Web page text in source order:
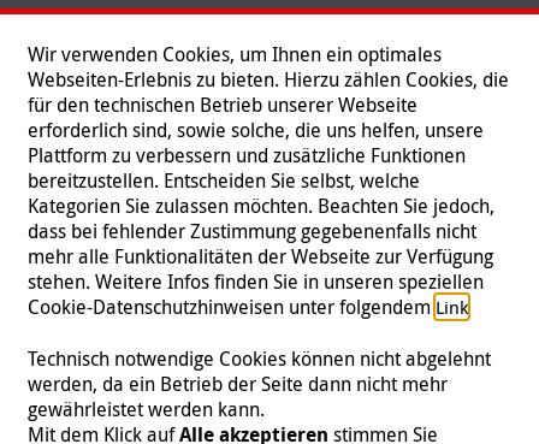
Folgen Sie uns
Impressum | Datenschutz | Kontakt | Presse
Wir verwenden Cookies, um Ihnen ein optimales
Webseiten-Erlebnis zu bieten. Hierzu zählen Cookies, die
für den technischen Betrieb unserer Webseite
erforderlich sind, sowie solche, die uns helfen, unsere
Plattform zu verbessern und zusätzliche Funktionen
bereitzustellen. Entscheiden Sie selbst, welche
Kategorien Sie zulassen möchten. Beachten Sie jedoch,
dass bei fehlender Zustimmung gegebenenfalls nicht
mehr alle Funktionalitäten der Webseite zur Verfügung
stehen. Weitere Infos finden Sie in unseren speziellen
Cookie-Datenschutzhinweisen unter folgendem Link.
Technisch notwendige Cookies können nicht abgelehnt
werden, da ein Betrieb der Seite dann nicht mehr
gewährleistet werden kann.
Mit dem Klick aufAlle akzeptieren stimmen Sie